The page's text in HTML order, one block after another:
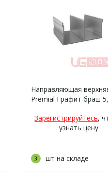
Направляющая
Premial Графит браш
Зарегистрируйтесь,
узнать цену
3 шт на складе